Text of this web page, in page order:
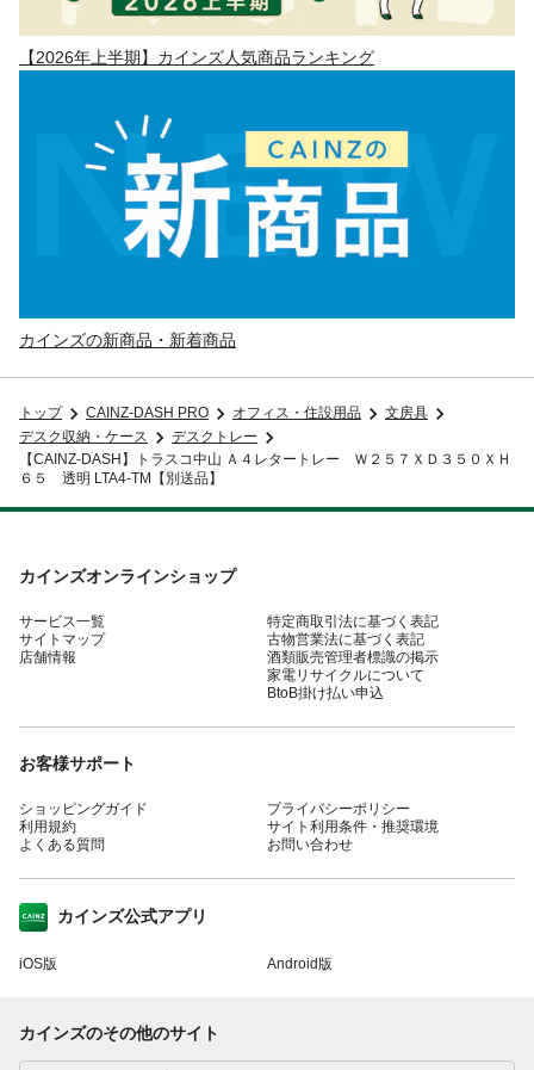
【2026年上半期】カインズ人気商品ランキング
カインズの新商品・新着商品
トップ CAINZ-DASH PRO オフィス・住設用品
文房具
デスク収納・ケース
デスクトレー
【CAINZ-DASH】トラスコ中山 Ａ４レタートレー Ｗ２５７ＸＤ３５０ＸＨ
６５ 透明 LTA4-TM【別送品】
カインズオンラインショップ
サービス一覧
サイトマップ
店舗情報
特定商取引法に基づく表記
古物営業法に基づく表記
酒類販売管理者標識の掲示
家電リサイクルについて
BtoB掛け払い申込
お客様サポート
ショッピングガイド
利用規約
よくある質問
プライバシーポリシー
サイト利用条件・推奨環境
お問い合わせ
カインズ公式アプリ
iOS版 Android版
カインズのその他のサイト